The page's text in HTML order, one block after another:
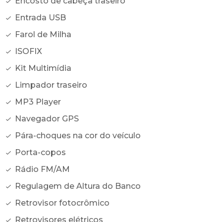
Entrada USB
Farol de Milha
ISOFIX
Kit Multimídia
Limpador traseiro
MP3 Player
Navegador GPS
Pára-choques na cor do veículo
Porta-copos
Rádio FM/AM
Regulagem de Altura do Banco
Retrovisor fotocrômico
Retrovisores elétricos